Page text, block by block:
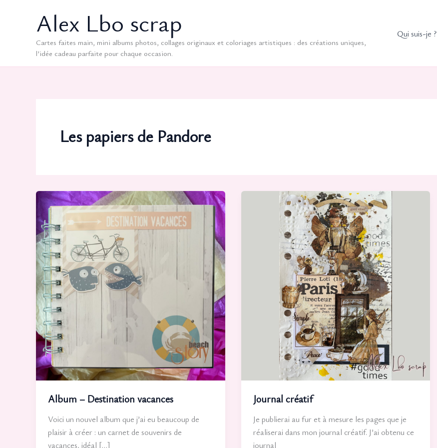
Alex Lbo scrap
Cartes faites main, mini albums photos, collages originaux et coloriages artistiques : des créations uniques,
l’idée cadeau parfaite pour chaque occasion.
Qui suis-je ?
Les papiers de Pandore
Album – Destination vacances
Voici un nouvel album que j’ai eu beaucoup de
plaisir à créer : un carnet de souvenirs de
vacances, idéal […]
Journal créatif
Je publierai au fur et à mesure les pages que je
réaliserai dans mon journal créatif. J’ai obtenu ce
journal